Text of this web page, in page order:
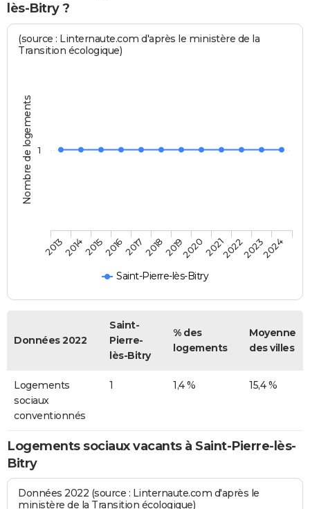
lès-Bitry ?
Nombre de logements
(source : Linternaute.com d'après le ministère de la
Transition écologique)
Saint-Pierre-lès-Bitry
201320142015201620172018201920202021202220232024
1
Données 2022
Saint-
Pierre-
lès-Bitry
% des
logements
Moyenne
des villes
Logements
sociaux
conventionnés
1 1,4 % 15,4 %
Logements sociaux vacants à Saint-Pierre-lès-
Bitry
Données 2022 (source : Linternaute.com d'après le
ministère de la Transition écologique)